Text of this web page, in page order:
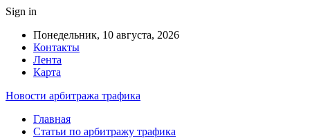
Sign in
Понедельник, 10 августа, 2026
Контакты
Лента
Карта
Новости арбитража трафика
Главная
Статьи по арбитражу трафика